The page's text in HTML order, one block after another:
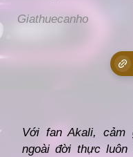
Giathuecanho
Với fan Akali, cảm
ngoài đời thực luôn